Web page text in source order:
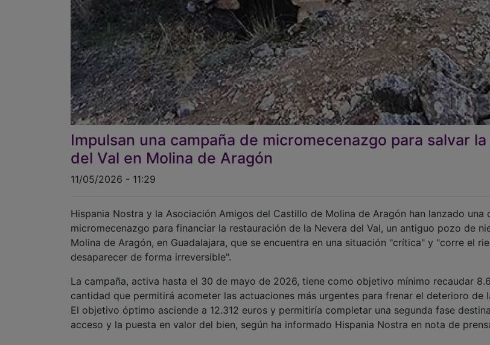
Impulsan una campaña de micromecenazgo para salvar
del Val en Molina de Aragón
11/05/2026 - 11:29
Hispania Nostra y la Asociación Amigos del Castillo de Molina de Aragón han lanzado una
micromecenazgo para financiar la restauración de la Nevera del Val, un antiguo pozo de
Molina de Aragón, en Guadalajara, que se encuentra en una situación "crítica" y "corre el
desaparecer de forma irreversible".
La campaña, activa hasta el 30 de mayo de 2026, tiene como objetivo mínimo recaudar
cantidad que permitirá acometer las actuaciones más urgentes para frenar el deterioro de
El objetivo óptimo asciende a 12.312 euros y permitiría completar una segunda fase
acceso y la puesta en valor del bien, según ha informado Hispania Nostra en nota de